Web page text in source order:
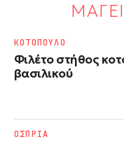
Φιλέτο στήθος
βασιλικού
ΚΟΤΟΠΟΥΛΟ
ΟΣΠΡΙΑ